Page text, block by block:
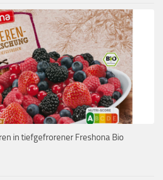
in tiefgefrorener Freshona Bio